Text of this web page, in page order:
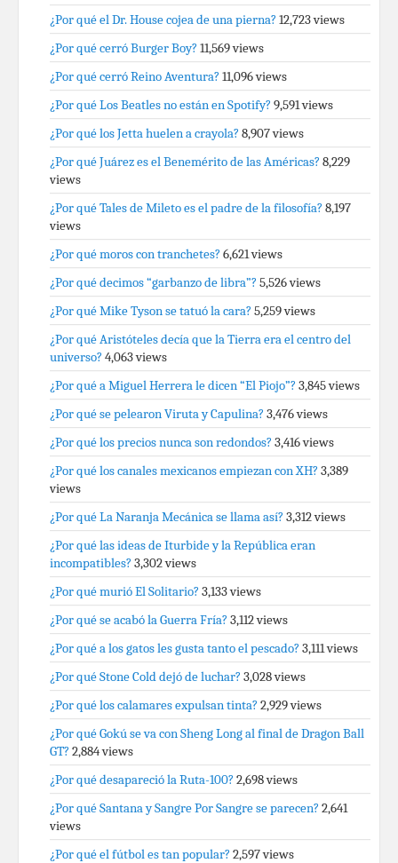
¿Por qué el Dr. House cojea de una pierna? 12,723 views
¿Por qué cerró Burger Boy? 11,569 views
¿Por qué cerró Reino Aventura? 11,096 views
¿Por qué Los Beatles no están en Spotify? 9,591 views
¿Por qué los Jetta huelen a crayola? 8,907 views
¿Por qué Juárez es el Benemérito de las Américas? 8,229
views
¿Por qué Tales de Mileto es el padre de la filosofía? 8,197
views
¿Por qué moros con tranchetes? 6,621 views
¿Por qué decimos “garbanzo de libra”? 5,526 views
¿Por qué Mike Tyson se tatuó la cara? 5,259 views
¿Por qué Aristóteles decía que la Tierra era el centro del
universo? 4,063 views
¿Por qué a Miguel Herrera le dicen “El Piojo”? 3,845 views
¿Por qué se pelearon Viruta y Capulina? 3,476 views
¿Por qué los precios nunca son redondos? 3,416 views
¿Por qué los canales mexicanos empiezan con XH? 3,389
views
¿Por qué La Naranja Mecánica se llama así? 3,312 views
¿Por qué las ideas de Iturbide y la República eran
incompatibles? 3,302 views
¿Por qué murió El Solitario? 3,133 views
¿Por qué se acabó la Guerra Fría? 3,112 views
¿Por qué a los gatos les gusta tanto el pescado? 3,111 views
¿Por qué Stone Cold dejó de luchar? 3,028 views
¿Por qué los calamares expulsan tinta? 2,929 views
¿Por qué Gokú se va con Sheng Long al final de Dragon Ball
GT? 2,884 views
¿Por qué desapareció la Ruta-100? 2,698 views
¿Por qué Santana y Sangre Por Sangre se parecen? 2,641
views
¿Por qué el fútbol es tan popular? 2,597 views